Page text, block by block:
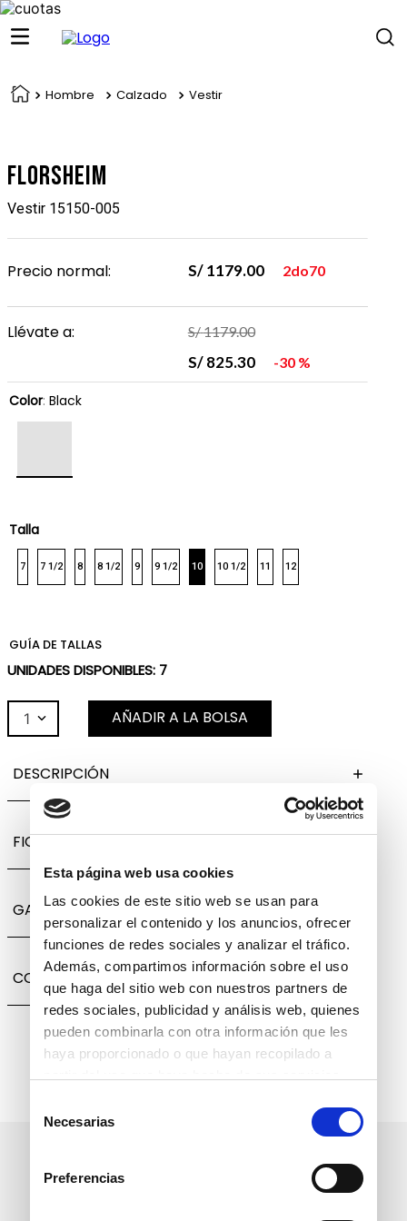
Esta página web usa cookies
Las cookies de este sitio web se usan para
personalizar el contenido y los anuncios, ofrecer
funciones de redes sociales y analizar el tráfico.
Además, compartimos información sobre el uso
que haga del sitio web con nuestros partners de
redes sociales, publicidad y análisis web, quienes
pueden combinarla con otra información que les
haya proporcionado o que hayan recopilado a
deNecesarias
Preferencias
Hombre Calzado Vestir
Florsheim
Vestir 15150-005
Precio normal: S/ 1179.00 2do70
Llévate a: S/1179.00
S/ 825.30 30 %
Color: Black
Talla
7 7 1/2 8 8 1/2 9 9 1/2 10 10 1/2 11 12
GUÍA DE TALLAS
UNIDADES DISPONIBLES: 7
1 AÑADIR A LA BOLSA
DESCRIPCIÓN
FICHA TÉCNICA
GARANTÍA, CAMBIOS Y DEVOLUCIONES
COMPARTIR
Suscríbete a nuestro boletín